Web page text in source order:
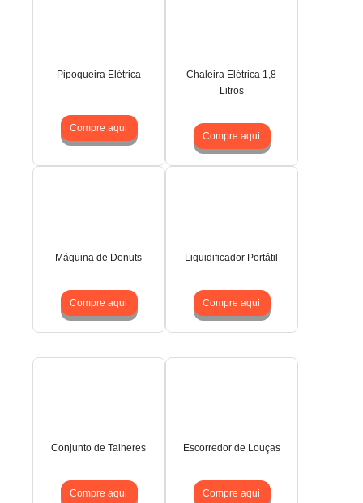
Pipoqueira Elétrica
Compre aqui
Chaleira Elétrica 1,8
Litros
Compre aqui
Máquina de Donuts
Compre aqui
Liquidificador Portátil
Compre aqui
Conjunto de Talheres
Compre aqui
Escorredor de Louças
Compre aqui